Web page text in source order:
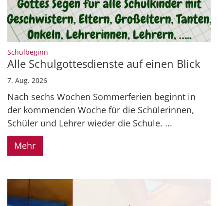
Schulbeginn
Alle Schulgottesdienste auf einen Blick
7. Aug. 2026
Nach sechs Wochen Sommerferien beginnt in
der kommenden Woche für die Schülerinnen,
Schüler und Lehrer wieder die Schule. ...
Mehr